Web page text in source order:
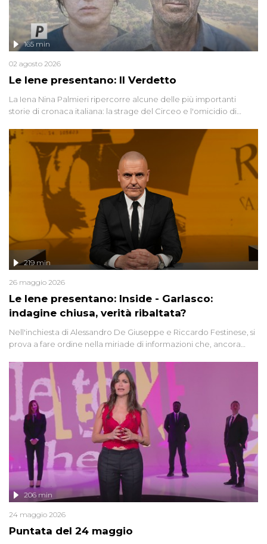
Le Iene presentano: Il Verdetto
165 min
02 agosto 2026
La Iena Nina Palmieri ripercorre alcune delle più importanti
storie di cronaca italiana: la strage del Circeo e l'omicidio di
Le Iene presentano: Inside - Garlasco:
indagine chiusa, verità ribaltata?
219 min
26 maggio 2026
Nell'inchiesta di Alessandro De Giuseppe e Riccardo Festinese, si
prova a fare ordine nella miriade di informazioni che, ancora
giudiziarie più discusse degli ultimi anni. Lo speciale ricostruisce la
vicenda mettendo in fila testimonianze, errori, dettagli
controversi e i protagonisti di un'indagine che sembra non avere
fine.
Puntata del 24 maggio
206 min
24 maggio 2026